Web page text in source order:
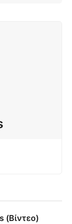
(Βίντεο)